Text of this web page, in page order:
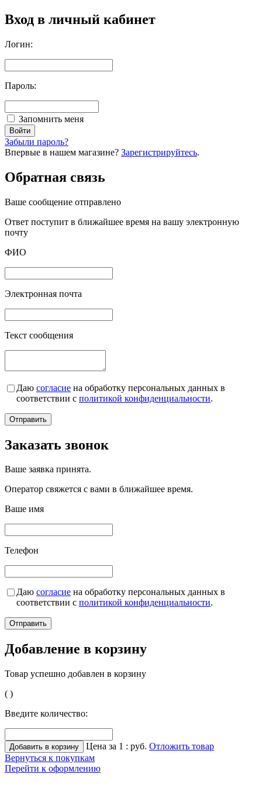
Вход в личный кабинет
Логин:
Пароль:
Запомнить меня
Забыли пароль?
Впервые в нашем магазине? Зарегистрируйтесь.
Обратная связь
Ваше сообщение отправлено
Oтвет поступит в ближайшее время на вашу электронную
почту
ФИО
Электронная почта
Текст сообщения
Даю согласие на обработку персональных данных в
соответствии с политикой конфиденциальности.
Заказать звонок
Ваше заявка принята.
Оператор свяжется с вами в ближайшее время.
Ваше имя
Телефон
Даю согласие на обработку персональных данных в
соответствии с политикой конфиденциальности.
Добавление в корзину
Товар успешно добавлен в корзину
( )
Введите количество:
Цена за 1 : руб. Отложить товар
Вернуться к покупкам
Перейти к оформлению